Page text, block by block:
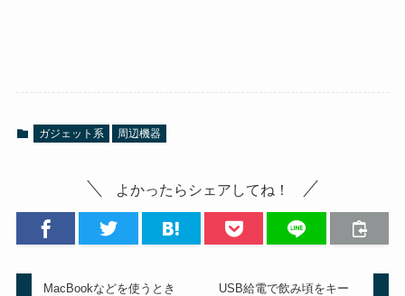
ガジェット系 周辺機器
よかったらシェアしてね！
MacBookなどを使うとき
USB給電で飲み頃をキー